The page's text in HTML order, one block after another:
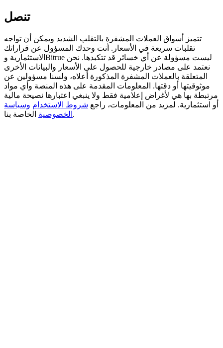
Precious Metals Trading Carnival
Trade Gold & Silver · 33,333 USDT Bonus
USDT New User Exclusive 10% APR
USDT Flexible Staking | Daily Rewards
تنصل
تتميز أسواق العملات المشفرة بالتقلب الشديد ويمكن أن تواجه
تقلبات سريعة في الأسعار. أنت وحدك المسؤول عن قراراتك
الاستثمارية وBitrue ليست مسؤولة عن أي خسائر قد تتكبدها. نحن
نعتمد على مصادر خارجية للحصول على الأسعار والبيانات الأخرى
المتعلقة بالعملات المشفرة المذكورة أعلاه، ولسنا مسؤولين عن
موثوقيتها أو دقتها. المعلومات المقدمة على هذه المنصة وأي مواد
مرتبطة بها هي لأغراض إعلامية فقط ولا ينبغي اعتبارها نصيحة مالية
أو استثمارية. لمزيد من المعلومات، راجع شروط الاستخدام وسياسة
الخصوصية الخاصة بنا.